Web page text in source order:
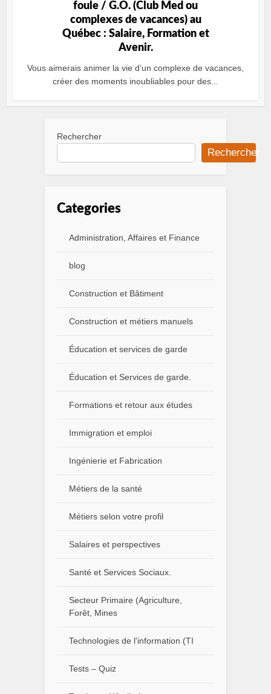
foule / G.O. (Club Med ou
complexes de vacances) au
Québec : Salaire, Formation et
Avenir.
Vous aimerais animer la vie d’un complexe de vacances,
créer des moments inoubliables pour des...
Rechercher
Rechercher
Categories
Administration, Affaires et Finance
blog
Construction et Bâtiment
Construction et métiers manuels
Éducation et services de garde
Éducation et Services de garde.
Formations et retour aux études
Immigration et emploi
Ingénierie et Fabrication
Métiers de la santé
Métiers selon votre profil
Salaires et perspectives
Santé et Services Sociaux.
Secteur Primaire (Agriculture,
Forêt, Mines
Technologies de l'information (TI
Tests – Quiz